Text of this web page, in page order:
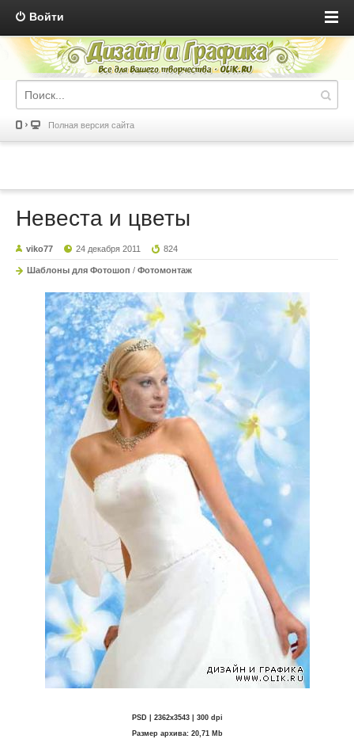
Войти
Полная версия сайта
Невеста и цветы
viko77 24 декабря 2011 824
Шаблоны для Фотошоп / Фотомонтаж
PSD | 2362х3543 | 300 dpi
Размер архива: 20,71 Mb